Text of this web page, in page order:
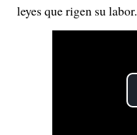
leyes que rigen su labor.